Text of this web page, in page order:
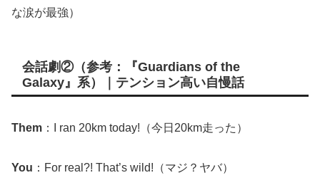
な涙が最強）
会話劇②（参考：『Guardians of the
Galaxy』系）｜テンション高い自慢話
Them ：I ran 20km today!（今日20km走った）
You ：For real?! That’s wild!（マジ？ヤバ）